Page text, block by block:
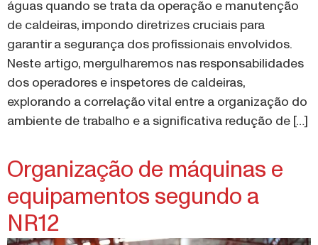
de caldeiras, impondo diretrizes cruciais para
garantir a segurança dos profissionais envolvidos.
Neste artigo, mergulharemos nas responsabilidades
dos operadores e inspetores de caldeiras,
explorando a correlação vital entre a organização do
ambiente de trabalho e a significativa redução de […]
Organização de máquinas e
equipamentos segundo a
NR12